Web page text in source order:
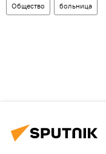
Общество больница